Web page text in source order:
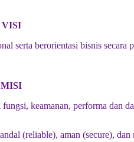
VISI
serta berorientasi bisnis
MISI
keamanan, performa dan
(reliable), aman (secure),